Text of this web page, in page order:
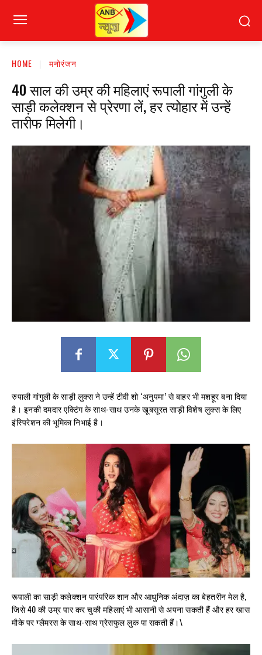
HOME मनोरंजन
40 साल की उम्र की महिलाएं रूपाली गांगुली के
साड़ी कलेक्शन से प्रेरणा लें, हर त्योहार में उन्हें
तारीफ मिलेगी।
रुपाली गांगुली के साड़ी लुक्स ने उन्हें टीवी शो ‘अनुपमा’ से बाहर भी मशहूर बना दिया
है। इनकी दमदार एक्टिंग के साथ-साथ उनके खूबसूरत साड़ी विशेष लुक्स के लिए
इंस्पिरेशन की भूमिका निभाई है।
रूपाली का साड़ी कलेक्शन पारंपरिक शान और आधुनिक अंदाज़ का बेहतरीन मेल है,
जिसे 40 की उम्र पार कर चुकी महिलाएं भी आसानी से अपना सकती हैं और हर खास
मौके पर ग्लैमरस के साथ-साथ ग्रेसफुल लुक पा सकती हैं।\